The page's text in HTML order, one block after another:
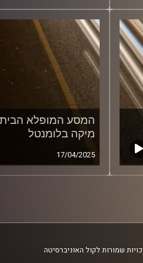
המסע המופלא
מיקה בלומנטל
17/04/2025
שמורות לקול האוניברסיטה